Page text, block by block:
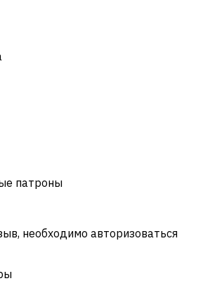
патроны
необходимо авторизоваться